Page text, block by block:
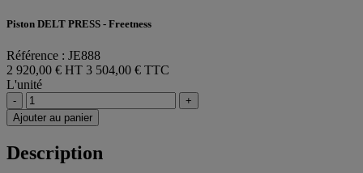
Piston DELT PRESS - Freetness
Référence : JE888
2 920,00 € HT 3 504,00 € TTC
L'unité
-
+
Ajouter au panier
Description